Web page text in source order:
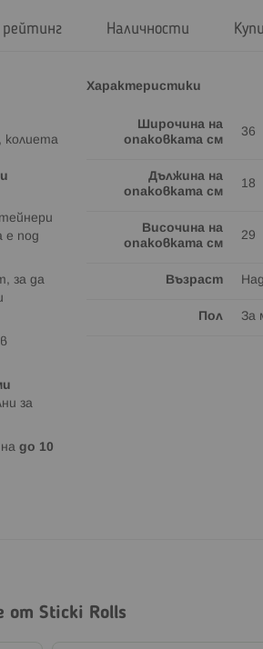
колиета
е под
за да
за
до 10
Характеристики
Широчина на
опаковката см
36
Дължина на
опаковката см
18
Височина на
опаковката см
29
Възраст
Пол За
Наличности
от Sticki Rolls